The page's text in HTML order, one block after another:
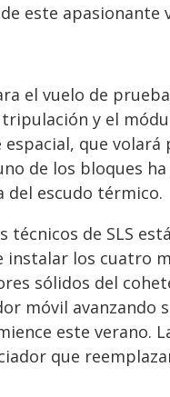
este apasionante
el vuelo de
y el
que
de los bloques
del escudo térmico.
técnicos de SLS
los cuatro
sólidos del
móvil avanzando
este verano.
que